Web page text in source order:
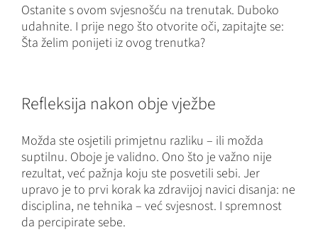
Ostanite s ovom svjesnošću na trenutak. Duboko
udahnite. I prije nego što otvorite oči, zapitajte se:
Šta želim ponijeti iz ovog trenutka?
Refleksija nakon obje vježbe
Možda ste osjetili primjetnu razliku – ili možda
suptilnu. Oboje je validno. Ono što je važno nije
rezultat, već pažnja koju ste posvetili sebi. Jer
upravo je to prvi korak ka zdravijoj navici disanja: ne
disciplina, ne tehnika – već svjesnost. I spremnost
da percipirate sebe.